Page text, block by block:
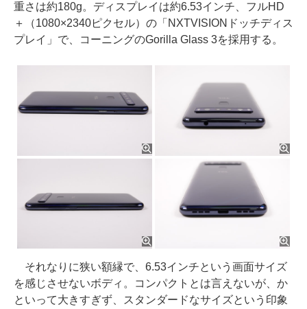
重さは約180g。ディスプレイは約6.53インチ、フルHD
＋（1080×2340ピクセル）の「NXTVISIONドッチディス
プレイ」で、コーニングのGorilla Glass 3を採用する。
それなりに狭い額縁で、6.53インチという画面サイズ
を感じさせないボディ。コンパクトとは言えないが、か
といって大きすぎず、スタンダードなサイズという印象